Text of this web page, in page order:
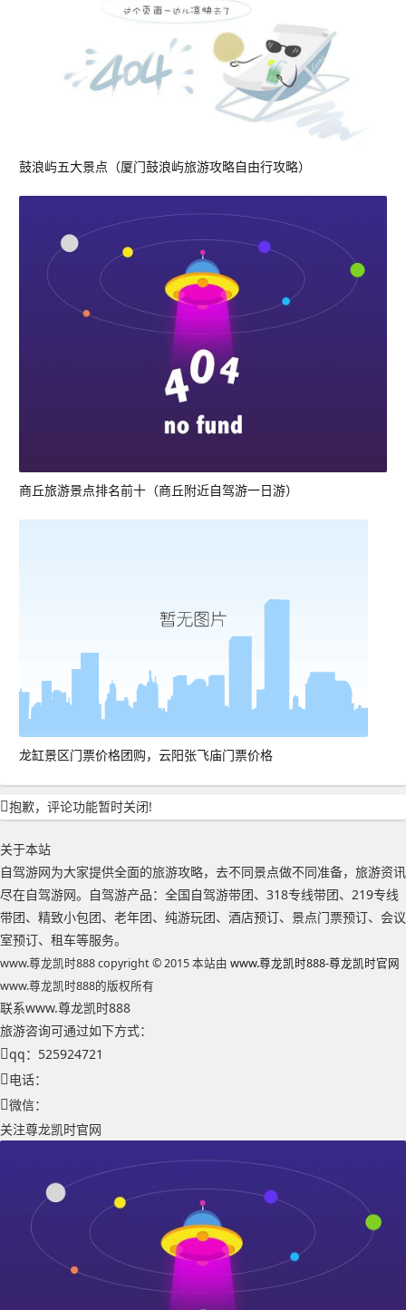
鼓浪屿五大景点（厦门鼓浪屿旅游攻略自由行攻略）
商丘旅游景点排名前十（商丘附近自驾游一日游）
龙缸景区门票价格团购，云阳张飞庙门票价格
抱歉，评论功能暂时关闭!
关于本站
自驾游网为大家提供全面的旅游攻略，去不同景点做不同准备，旅游资讯
尽在自驾游网。自驾游产品：全国自驾游带团、318专线带团、219专线
带团、精致小包团、老年团、纯游玩团、酒店预订、景点门票预订、会议
室预订、租车等服务。
www.尊龙凯时888 copyright © 2015 本站由 www.尊龙凯时888-尊龙凯时官网
www.尊龙凯时888的版权所有
联系www.尊龙凯时888
旅游咨询可通过如下方式：
qq：525924721
电话：
微信：
关注尊龙凯时官网